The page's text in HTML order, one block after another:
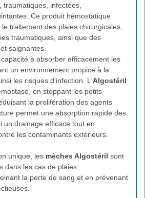
infectées,
Ce produit hémostatique
traitement des plaies chirurgicales,
traumatiques, ainsi que des
saignantes.
à absorber efficacement les
un environnement propice à la
les risques d'infection. L'Algostéril
en stoppant les petits
la prolifération des agents
permet une absorption rapide des
un drainage efficace tout en
les contaminants extérieurs.
unique, les mèches Algostéril sont
dans les cas de plaies
la perte de sang et en prévenant